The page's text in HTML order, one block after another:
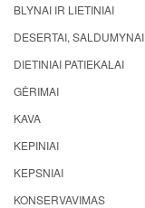
BLYNAI IR LIETINIAI
DESERTAI, SALDUMYNAI
DIETINIAI PATIEKALAI
GĖRIMAI
KAVA
KEPINIAI
KEPSNIAI
KONSERVAVIMAS